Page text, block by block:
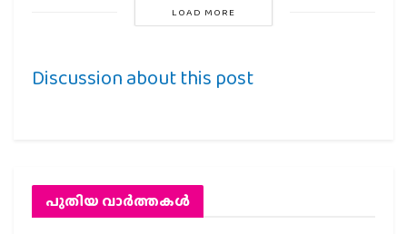
LOAD MORE
Discussion about this post
പുതിയ വാര്‍ത്തകള്‍